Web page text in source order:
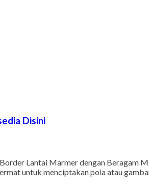
Disini
Lantai Marmer dengan Beragam
untuk menciptakan pola atau